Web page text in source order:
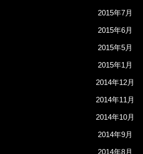
2015年7月
2015年6月
2015年5月
2015年1月
2014年12月
2014年11月
2014年10月
2014年9月
2014年8月